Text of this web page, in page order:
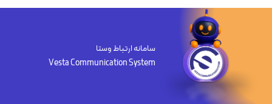
سامانه ارتباط وستا
Vesta Communication System